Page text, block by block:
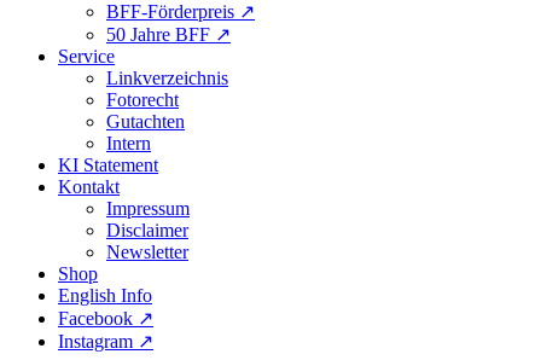
BFF-Förderpreis ↗︎
50 Jahre BFF ↗︎
Service
Linkverzeichnis
Fotorecht
Gutachten
Intern
KI Statement
Kontakt
Impressum
Disclaimer
Newsletter
Shop
English Info
Facebook ↗︎
Instagram ↗︎